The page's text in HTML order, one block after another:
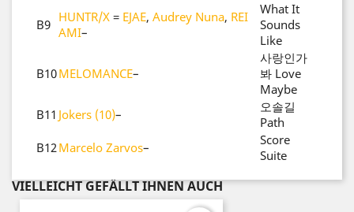
B9 HUNTR/X = EJAE, Audrey Nuna, REI
AMI–
What It
Sounds
Like
B10MELOMANCE–
사랑인가
봐 Love
Maybe
B11 Jokers (10)–
오솔길
Path
B12Marcelo Zarvos–
Score
Suite
VIELLEICHT GEFÄLLT IHNEN AUCH